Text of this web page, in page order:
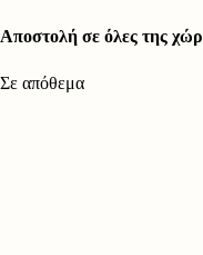
Αποστολή σε όλες της
Σε απόθεμα